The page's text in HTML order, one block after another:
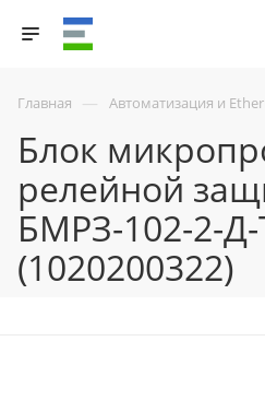
Главная — Автоматизация и
Блок
релейной
БМРЗ-102-2-Д-
(1020200322)